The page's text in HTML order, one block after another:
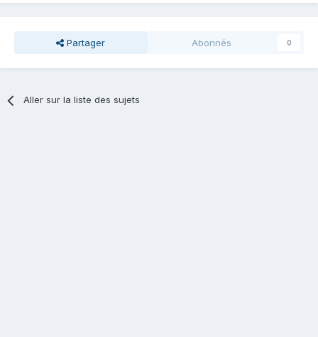
Partager Abonnés 0
Aller sur la liste des sujets